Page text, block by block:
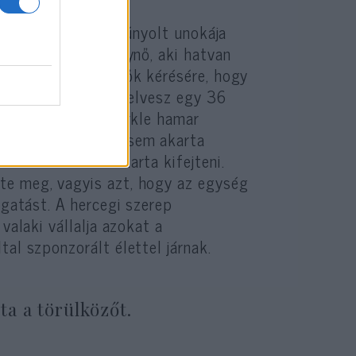
hercegnek” gúnyolt unokája
vágni, bár a királynő, aki hatvan
egyházi vezetők kérésére, hogy
az unokája elvesz egy 36
Meghan Markle hamar
dologban sem akarta
nézeteit akarta kifejteni.
meg, vagyis azt, hogy az egység
A hercegi szerep
vállalja azokat a
szponzorált élettel járnak.
a törülközőt.